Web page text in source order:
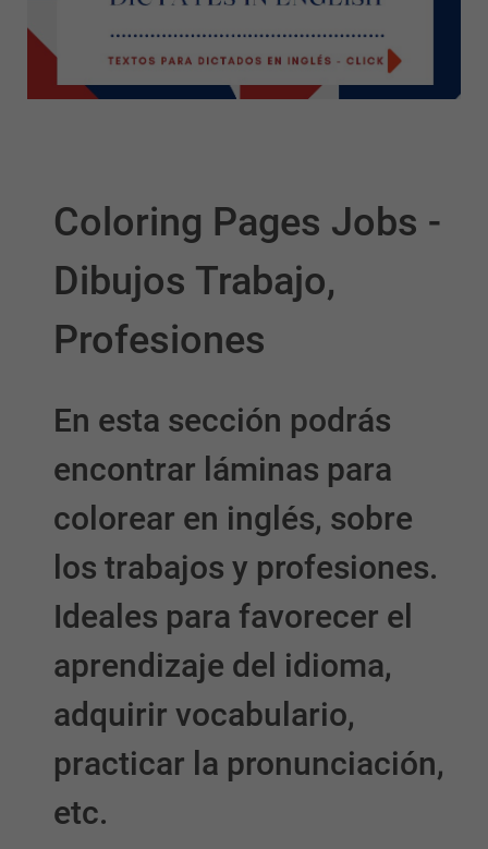
Coloring Pages Jobs -
Dibujos Trabajo,
Profesiones
En esta sección podrás
encontrar láminas para
colorear en inglés, sobre
los trabajos y profesiones.
Ideales para favorecer el
aprendizaje del idioma,
adquirir vocabulario,
practicar la pronunciación,
etc.